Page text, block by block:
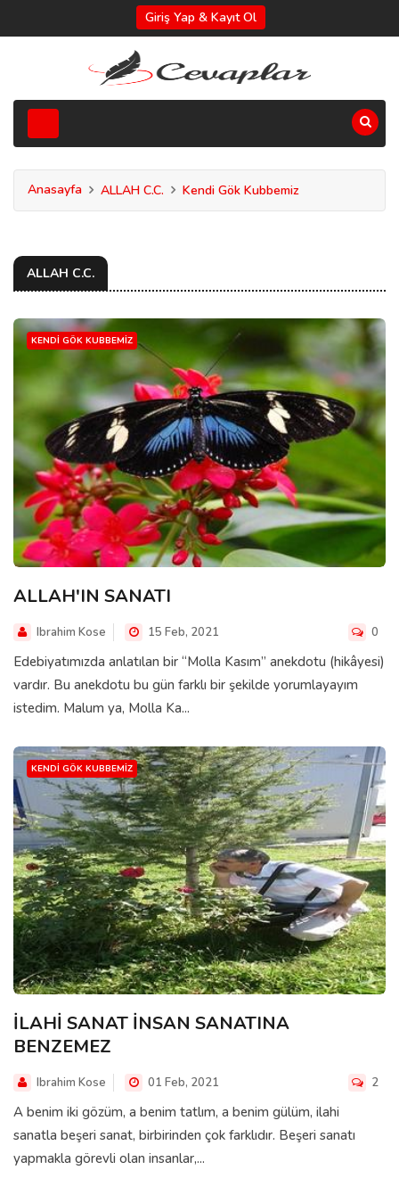
Giriş Yap & Kayıt Ol
Anasayfa ALLAH C.C. Kendi Gök Kubbemiz
ALLAH C.C.
KENDI GÖK KUBBEMIZ
ALLAH'IN SANATI
Ibrahim Kose 15 Feb, 2021 0
Edebiyatımızda anlatılan bir “Molla Kasım” anekdotu (hikâyesi)
vardır. Bu anekdotu bu gün farklı bir şekilde yorumlayayım
istedim. Malum ya, Molla Ka...
KENDI GÖK KUBBEMIZ
İLAHİ SANAT İNSAN SANATINA
BENZEMEZ
Ibrahim Kose 01 Feb, 2021 2
A benim iki gözüm, a benim tatlım, a benim gülüm, ilahi
sanatla beşeri sanat, birbirinden çok farklıdır. Beşeri sanatı
yapmakla görevli olan insanlar,...